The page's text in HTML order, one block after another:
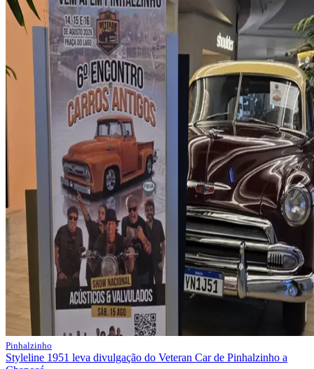
Pinhalzinho
Styleline 1951 leva divulgação do Veteran Car de Pinhalzinho a